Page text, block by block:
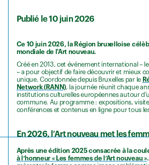
Publié le 10 juin 2026
Ce 10 juin 2026, la Région bruxelloise
mondiale de l'Art nouveau.
Créé en 2013, cet événement international –
– a pour objectif de faire découvrir et mieux
unique. Coordonnée depuis Bruxelles par le
Network (RANN), la journée réunit chaque
institutions culturelles européennes autour
commune. Au programme : expositions,
conférences et contenus en ligne pour tous
En 2026, l’Art nouveau met les
Après une édition 2025 consacrée à la
à l’honneur « Les femmes de l’Art nouveau ».